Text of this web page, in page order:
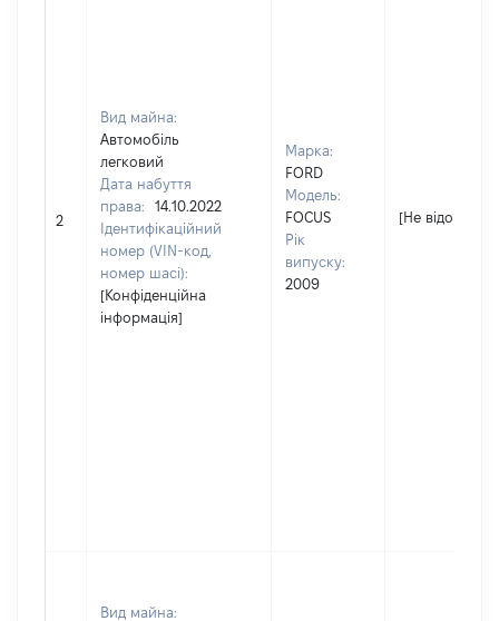
2
Вид майна:
Автомобіль
легковий
Дата набуття
права:
14.10.2022
Ідентифікаційний
номер (VIN-код,
номер шасі):
[Конфіденційна
інформація]
Марка:
FORD
Модель:
FOCUS
Рік
випуску:
2009
[Не відомо]
Вид майна: